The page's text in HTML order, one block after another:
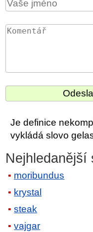
Je definice
vykládá slovo
Nejhledanější
moribundus
krystal
steak
vajgar